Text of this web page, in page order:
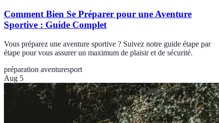
Comment Bien Se Préparer pour une Aventure
Sportive : Guide Complet
Vous préparez une aventure sportive ? Suivez notre guide étape par
étape pour vous assurer un maximum de plaisir et de sécurité.
préparation aventuresport
Aug 5